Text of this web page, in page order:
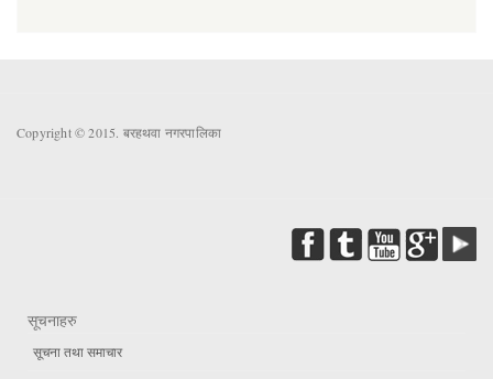
Copyright © 2015. बरहथवा नगरपालिका
सूचनाहरु
सूचना तथा समाचार